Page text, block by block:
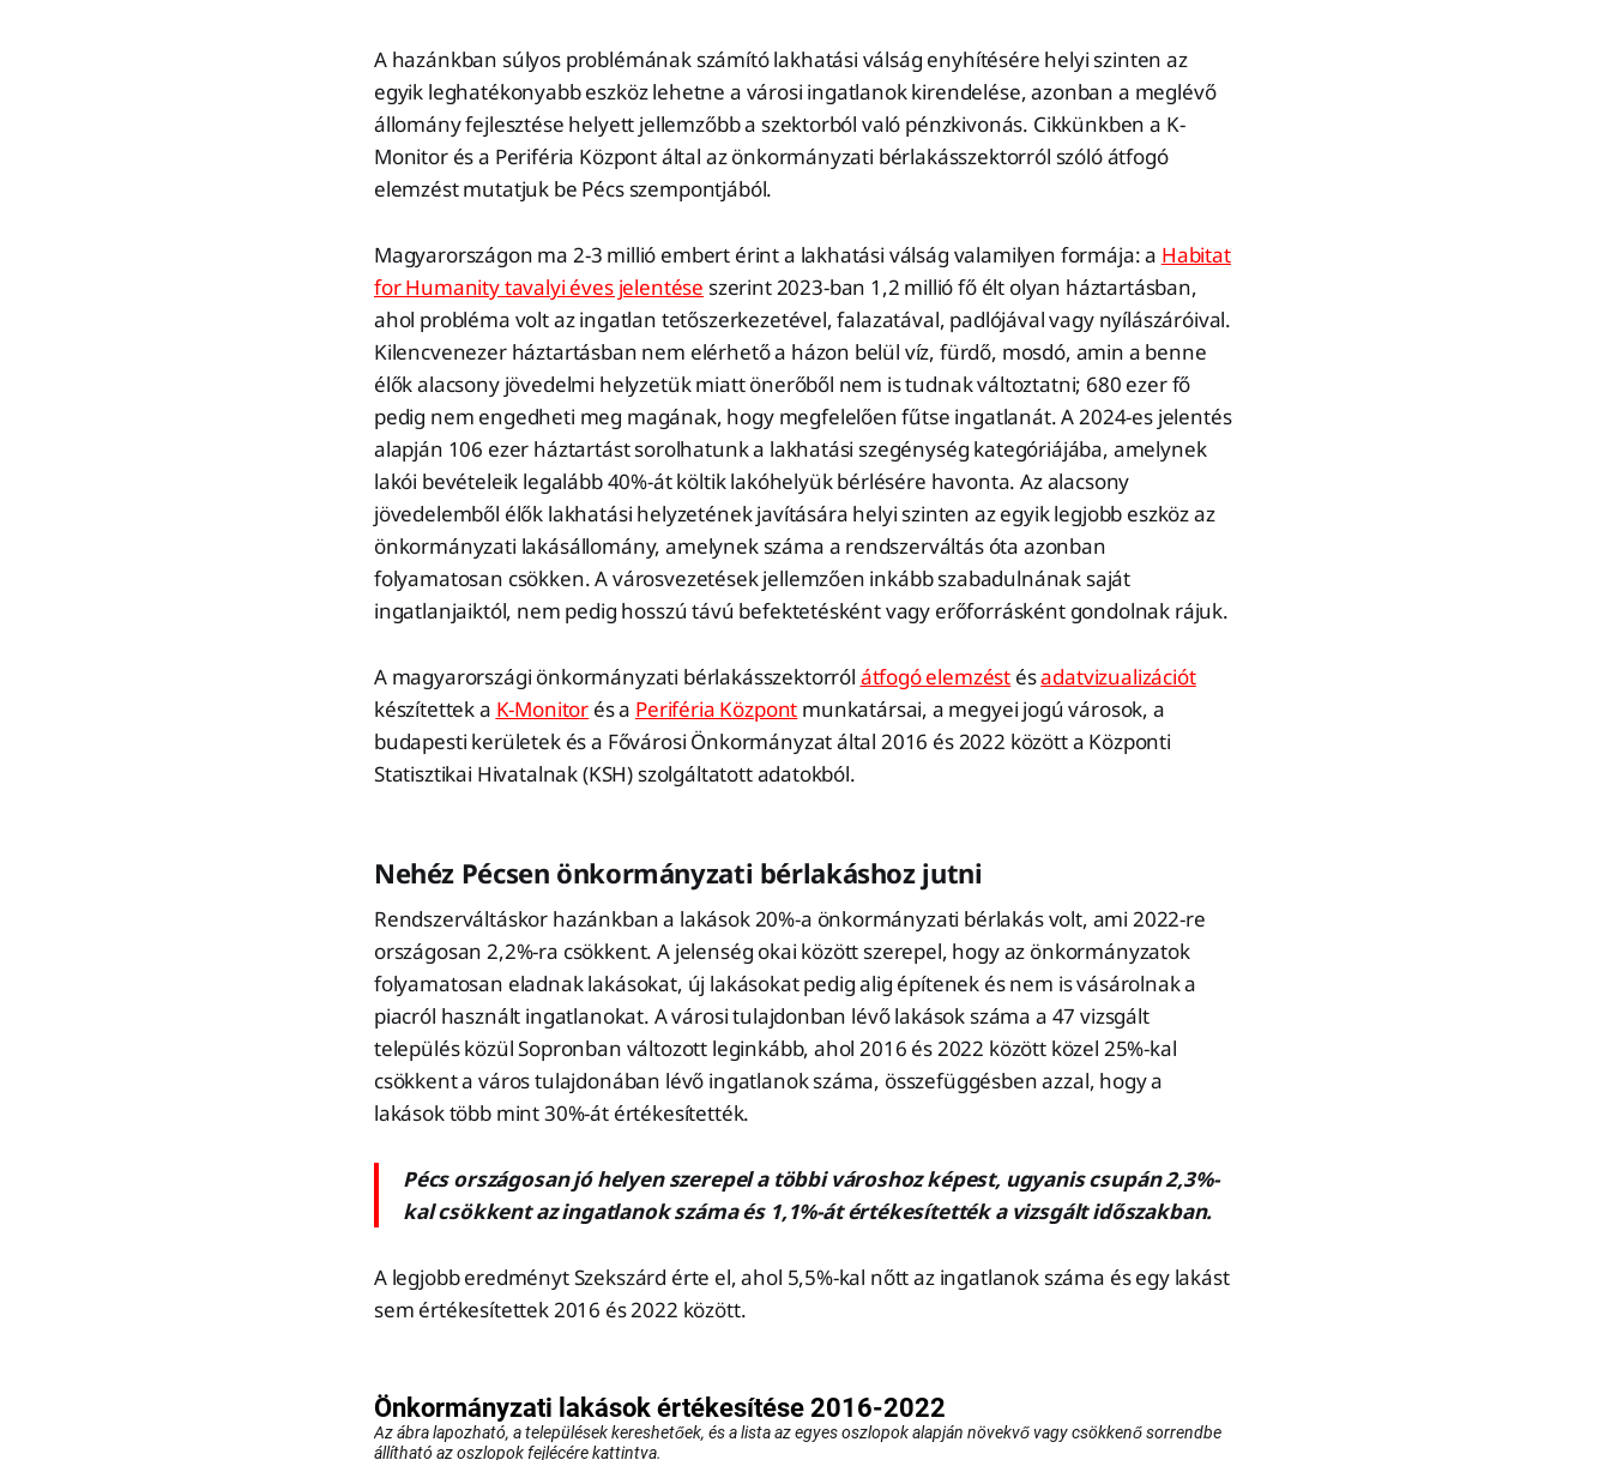
A hazánkban súlyos problémának számító lakhatási válság enyhítésére helyi szinten az
egyik leghatékonyabb eszköz lehetne a városi ingatlanok kirendelése, azonban a meglévő
állomány fejlesztése helyett jellemzőbb a szektorból való pénzkivonás. Cikkünkben a K-
Monitor és a Periféria Központ által az önkormányzati bérlakásszektorról szóló átfogó
elemzést mutatjuk be Pécs szempontjából.
Magyarországon ma 2-3 millió embert érint a lakhatási válság valamilyen formája: a Habitat
for Humanity tavalyi éves jelentése szerint 2023-ban 1,2 millió fő élt olyan háztartásban,
ahol probléma volt az ingatlan tetőszerkezetével, falazatával, padlójával vagy nyílászáróival.
Kilencvenezer háztartásban nem elérhető a házon belül víz, fürdő, mosdó, amin a benne
élők alacsony jövedelmi helyzetük miatt önerőből nem is tudnak változtatni; 680 ezer fő
pedig nem engedheti meg magának, hogy megfelelően fűtse ingatlanát. A 2024-es jelentés
alapján 106 ezer háztartást sorolhatunk a lakhatási szegénység kategóriájába, amelynek
lakói bevételeik legalább 40%-át költik lakóhelyük bérlésére havonta. Az alacsony
jövedelemből élők lakhatási helyzetének javítására helyi szinten az egyik legjobb eszköz az
önkormányzati lakásállomány, amelynek száma a rendszerváltás óta azonban
folyamatosan csökken. A városvezetések jellemzően inkább szabadulnának saját
ingatlanjaiktól, nem pedig hosszú távú befektetésként vagy erőforrásként gondolnak rájuk.
A magyarországi önkormányzati bérlakásszektorról átfogó elemzést ésadatvizualizációt
készítettek a K-Monitor és a Periféria Központ munkatársai, a megyei jogú városok, a
budapesti kerületek és a Fővárosi Önkormányzat által 2016 és 2022 között a Központi
Statisztikai Hivatalnak (KSH) szolgáltatott adatokból.
Nehéz Pécsen önkormányzati bérlakáshoz jutni
Rendszerváltáskor hazánkban a lakások 20%-a önkormányzati bérlakás volt, ami 2022-re
országosan 2,2%-ra csökkent. A jelenség okai között szerepel, hogy az önkormányzatok
folyamatosan eladnak lakásokat, új lakásokat pedig alig építenek és nem is vásárolnak a
piacról használt ingatlanokat. A városi tulajdonban lévő lakások száma a 47 vizsgált
település közül Sopronban változott leginkább, ahol 2016 és 2022 között közel 25%-kal
csökkent a város tulajdonában lévő ingatlanok száma, összefüggésben azzal, hogy a
lakások több mint 30%-át értékesítették.
Pécs országosan jó helyen szerepel a többi városhoz képest, ugyanis csupán 2,3%-
kal csökkent az ingatlanok száma és 1,1%-át értékesítették a vizsgált időszakban.
A legjobb eredményt Szekszárd érte el, ahol 5,5%-kal nőtt az ingatlanok száma és egy lakást
sem értékesítettek 2016 és 2022 között.